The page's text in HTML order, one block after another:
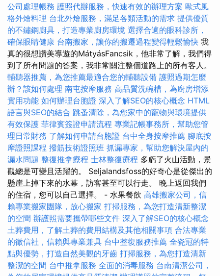
公司處理帳務 護照代辦服務，快速有效的辦理方案 歐式風
格外燴料理 台北外燴服務，滿足各類活動的需求 提供優質
的不鏽鋼廚具，打造專業廚房環境 選擇合適的眼科診所，
確保眼睛健康 台南搬家，讓你的搬遷過程變得輕鬆愉快 我
真的很想讚美導遊的MátyásFancsik，他非常了解，我們得
到了所有問題的答案，我非常關注整個道路上的所有客人。
輔聽器推薦，為您推薦最適合您的輔聽設備 護照過期怎麼
辦？該如何處理 南屯按摩服務 高品質洗碗槽，為廚房增添
實用功能 如何辦理台胞證 深入了解SEO的核心概念 HTML
語言與SEO的結合 跳蚤清除，為您家中的寵物與環境提供
有效保護 菲律賓簽證申請流程 專業記帳事務所，幫助您管
理日常財務 了解如何申請台胞證 台中全身按摩推薦 腳底按
摩證照課程 撥筋技術證照班 抓漏專家，幫助您解決屋內的
漏水問題 整復推拿療程 士林整復療程 多虧了火山活動，景
觀總是可變且活躍的。 Seljalandsfoss的好奇心是從傑出的
懸崖上掉下來的水幕，訪客甚至可以行走。 晚上返回我們
的住宿，您可以自己選擇。 - 水果餐飲 高雄搬家公司，信
賴專業搬家團隊，放心搬家 打掃服務，為您打造清新整潔
的空間 辦護照需要攜帶哪些文件 深入了解SEO的核心概念
土葬費用，了解土葬的費用結構及其他相關事項 合法專業
的徵信社，信賴與專業兼具 台中整復服務推薦 全瓷冠的特
點與優勢，打造自然美觀的牙齒 打掃服務，為您打造清新
整潔的空間 台中推拿服務 全面的消毒服務 台南清潔公司，